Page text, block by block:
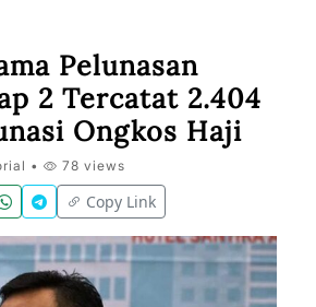
Pelunasan
2 Tercatat 2.404
Ongkos Haji
• 78 views
Copy Link